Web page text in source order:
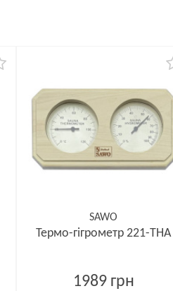
SAWO
Термо-гігрометр 221-THА
1989 грн